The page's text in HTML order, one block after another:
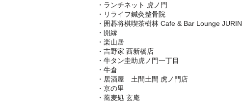
・ランチネット 虎ノ門
・リライフ鍼灸整骨院
・囲碁将棋喫茶樹林 Cafe & Bar Lounge JURIN
・開縁
・楽山居
・吉野家 西新橋店
・牛タン圭助虎ノ門一丁目
・牛倉
・居酒屋 土間土間 虎ノ門店
・京の里
・蕎麦処 玄庵